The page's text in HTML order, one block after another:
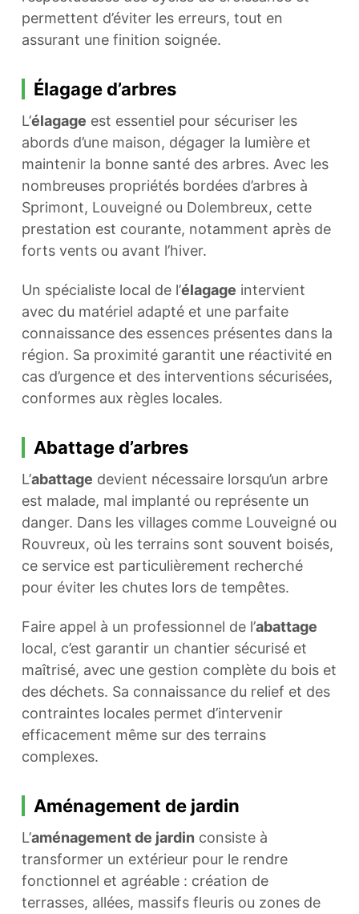
permettent d’éviter les erreurs, tout en
assurant une finition soignée.
Élagage d’arbres
L’élagage est essentiel pour sécuriser les
abords d’une maison, dégager la lumière et
maintenir la bonne santé des arbres. Avec les
nombreuses propriétés bordées d’arbres à
Sprimont, Louveigné ou Dolembreux, cette
prestation est courante, notamment après de
forts vents ou avant l’hiver.
Un spécialiste local de l’élagage intervient
avec du matériel adapté et une parfaite
connaissance des essences présentes dans la
région. Sa proximité garantit une réactivité en
cas d’urgence et des interventions sécurisées,
conformes aux règles locales.
Abattage d’arbres
L’abattage devient nécessaire lorsqu’un arbre
est malade, mal implanté ou représente un
danger. Dans les villages comme Louveigné ou
Rouvreux, où les terrains sont souvent boisés,
ce service est particulièrement recherché
pour éviter les chutes lors de tempêtes.
Faire appel à un professionnel de l’abattage
local, c’est garantir un chantier sécurisé et
maîtrisé, avec une gestion complète du bois et
des déchets. Sa connaissance du relief et des
contraintes locales permet d’intervenir
efficacement même sur des terrains
complexes.
Aménagement de jardin
L’aménagement de jardin consiste à
transformer un extérieur pour le rendre
fonctionnel et agréable : création de
terrasses, allées, massifs fleuris ou zones de